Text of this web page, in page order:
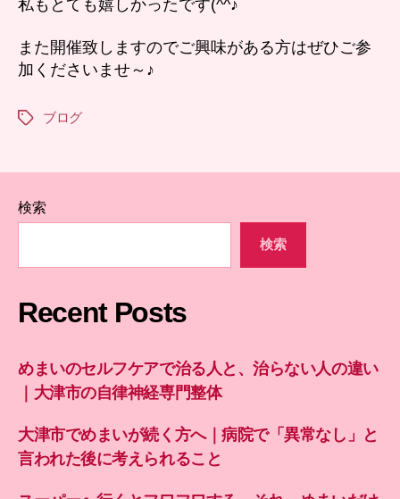
私もとても嬉しかったです(^^♪
また開催致しますのでご興味がある方はぜひご参
加くださいませ～♪
タ
ブログ
検索
検索
Recent Posts
めまいのセルフケアで治る人と、治らない人の違い
｜大津市の自律神経専門整体
大津市でめまいが続く方へ｜病院で「異常なし」と
言われた後に考えられること